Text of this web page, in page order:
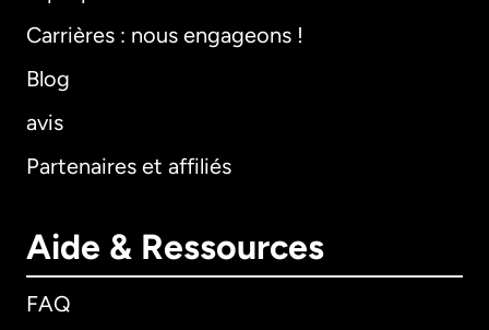
Carrières : nous engageons !
Blog
avis
Partenaires et affiliés
Aide & Ressources
FAQ